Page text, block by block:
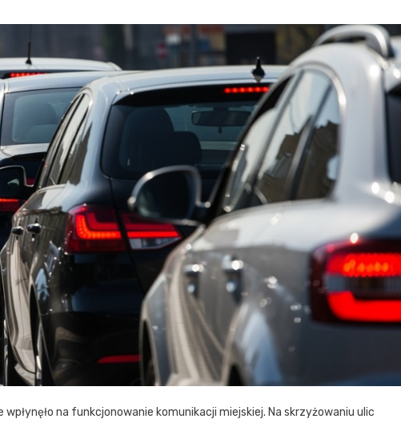
na funkcjonowanie komunikacji miejskiej. Na skrzyżowaniu ulic